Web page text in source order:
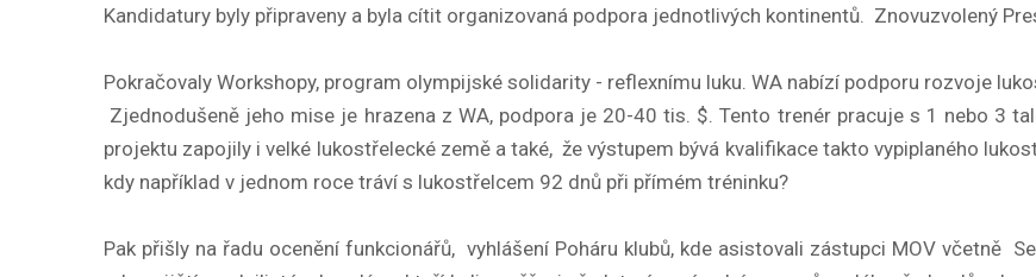
Kandidatury byly připraveny a byla cítit organizovaná podpora jednotlivých kontinentů. Znovuzvolený
Pokračovaly Workshopy, program olympijské solidarity - reflexnímu luku. WA nabízí podporu rozvoje
Zjednodušeně jeho mise je hrazena z WA, podpora je 20-40 tis. $. Tento trenér pracuje s 1 nebo 3
projektu zapojily i velké lukostřelecké země a také, že výstupem bývá kvalifikace takto vypiplaného
kdy například v jednom roce tráví s lukostřelcem 92 dnů při přímém tréninku?
Pak přišly na řadu ocenění funkcionářů, vyhlášení Poháru klubů, kde asistovali zástupci MOV včetně